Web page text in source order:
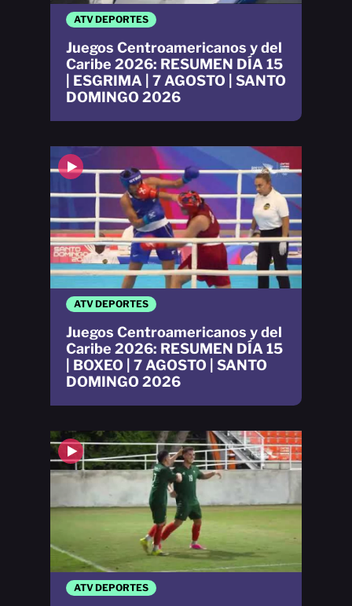
ATV DEPORTES
ATV DEPORTES
Juegos Centroamericanos y del
Caribe 2026: RESUMEN DÍA 15
| BOXEO | 7 AGOSTO | SANTO
DOMINGO 2026
ATV DEPORTES
Juegos Centroamericanos y del
Caribe 2026: RESUMEN DÍA 15
| ESGRIMA | 7 AGOSTO | SANTO
DOMINGO 2026